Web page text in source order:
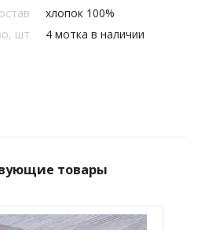
хлопок 100%
шт
4 мотка в наличии
товары